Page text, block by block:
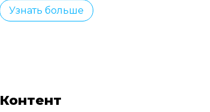
Узнать больше
Контент